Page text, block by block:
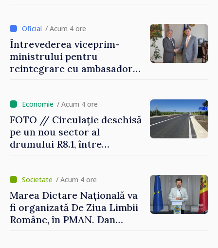
/ Acum 4 ore
Întrevederea viceprim-
ministrului pentru
reintegrare cu ambasadorul
/ Acum 4 ore
FOTO // Circulație deschisă
pe un nou sector al
drumului R8.1, între
înseamnă deplasări sigure
ale agenților economici și
cetățenilor”
/ Acum 4 ore
Marea Dictare Națională va
fi organizată De Ziua Limbii
Române, în PMAN. Dan